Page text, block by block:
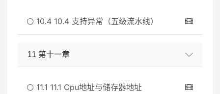
10.4 10.4 支持异常（五级流水线）
11 第十一章
11.1 11.1 Cpu地址与储存器地址